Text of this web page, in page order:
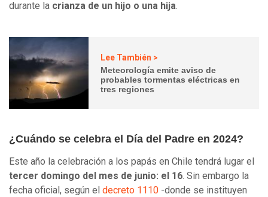
durante la crianza de un hijo o una hija.
Lee También >
Meteorología emite aviso de
probables tormentas eléctricas en
tres regiones
¿Cuándo se celebra el Día del Padre en 2024?
Este año la celebración a los papás en Chile tendrá lugar el
tercer domingo del mes de junio: el 16. Sin embargo la
fecha oficial, según el decreto 1110 -donde se instituyen